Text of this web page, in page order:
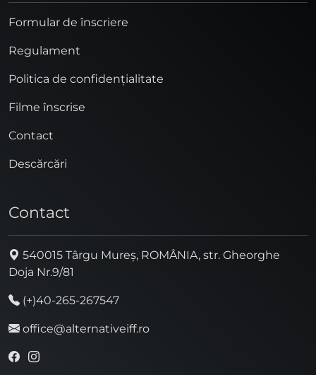
Formular de înscriere
Regulament
Politica de confidențialitate
Filme înscrise
Contact
Descărcări
Contact
540015 Târgu Mureș, ROMÂNIA, str. Gheorghe
Doja Nr.9/81
(+)40-265-267547
office@alternativeiff.ro